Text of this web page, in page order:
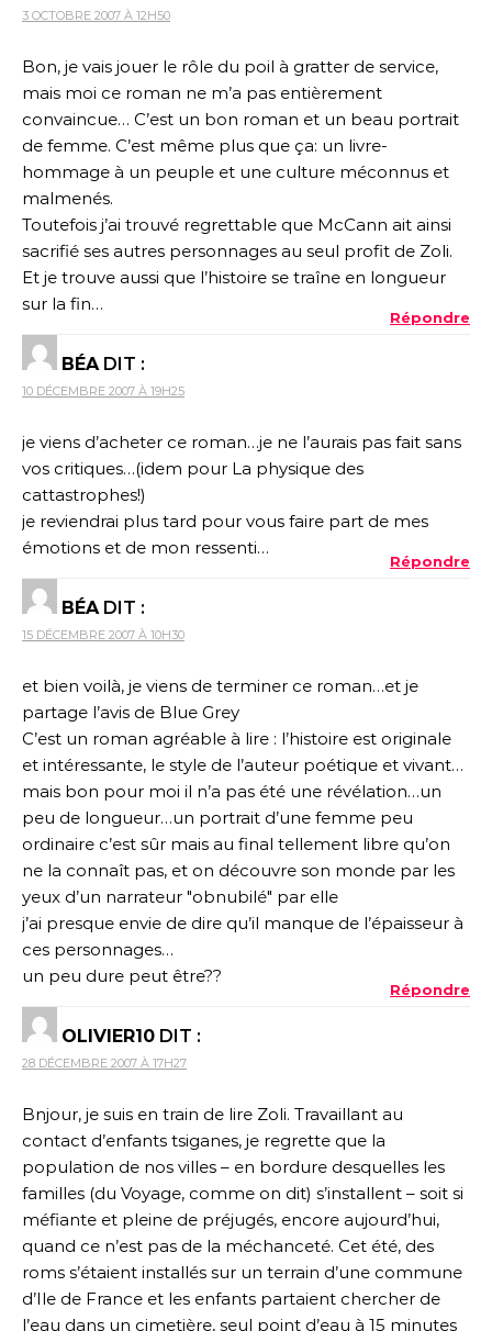
3 OCTOBRE 2007 À 12H50
Bon, je vais jouer le rôle du poil à gratter de service,
mais moi ce roman ne m’a pas entièrement
convaincue… C’est un bon roman et un beau portrait
de femme. C’est même plus que ça: un livre-
hommage à un peuple et une culture méconnus et
malmenés.
Toutefois j’ai trouvé regrettable que McCann ait ainsi
sacrifié ses autres personnages au seul profit de Zoli.
Et je trouve aussi que l’histoire se traîne en longueur
sur la fin…
Répondre
BÉA DIT :
10 DÉCEMBRE 2007 À 19H25
je viens d’acheter ce roman…je ne l’aurais pas fait sans
vos critiques…(idem pour La physique des
cattastrophes!)
je reviendrai plus tard pour vous faire part de mes
émotions et de mon ressenti…
Répondre
BÉA DIT :
15 DÉCEMBRE 2007 À 10H30
et bien voilà, je viens de terminer ce roman…et je
partage l’avis de Blue Grey
C’est un roman agréable à lire : l’histoire est originale
et intéressante, le style de l’auteur poétique et vivant…
mais bon pour moi il n’a pas été une révélation…un
peu de longueur…un portrait d’une femme peu
ordinaire c’est sûr mais au final tellement libre qu’on
ne la connaît pas, et on découvre son monde par les
yeux d’un narrateur "obnubilé" par elle
j’ai presque envie de dire qu’il manque de l’épaisseur à
ces personnages…
un peu dure peut être??
Répondre
OLIVIER10 DIT :
28 DÉCEMBRE 2007 À 17H27
Bnjour, je suis en train de lire Zoli. Travaillant au
contact d’enfants tsiganes, je regrette que la
population de nos villes – en bordure desquelles les
familles (du Voyage, comme on dit) s’installent – soit si
méfiante et pleine de préjugés, encore aujourd’hui,
quand ce n’est pas de la méchanceté. Cet été, des
roms s’étaient installés sur un terrain d’une commune
d’Ile de France et les enfants partaient chercher de
l’eau dans un cimetière, seul point d’eau à 15 minutes